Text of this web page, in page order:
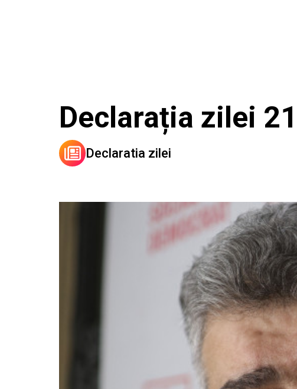
Declarația zilei
Declaratia zilei